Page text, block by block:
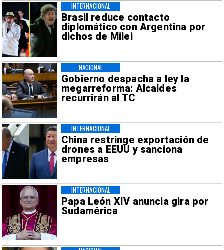
Brasil reduce contacto
diplomático con Argentina por
dichos de Milei
INTERNACIONAL
Gobierno despacha a ley la
megarreforma: Alcaldes
recurrirán al TC
NACIONAL
China restringe exportación de
drones a EEUU y sanciona
empresas
INTERNACIONAL
Papa León XIV anuncia gira por
Sudamérica
INTERNACIONAL